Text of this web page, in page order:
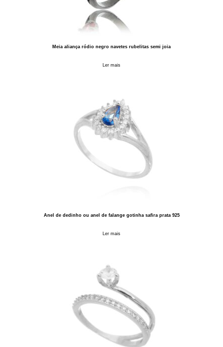
Meia aliança ródio negro navetes rubelitas semi joia
Ler mais
Anel de dedinho ou anel de falange gotinha safira prata 925
Ler mais